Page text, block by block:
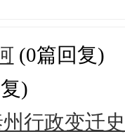
(0篇回复)
)
行政变迁史